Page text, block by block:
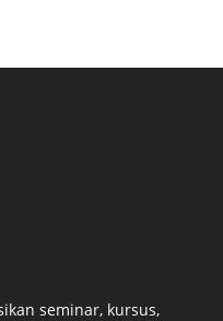
seminar, kursus,